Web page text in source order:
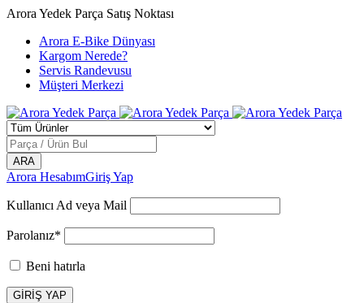
Arora Yedek Parça Satış Noktası
Arora E-Bike Dünyası
Kargom Nerede?
Servis Randevusu
Müşteri Merkezi
Arora HesabımGiriş Yap
Kullanıcı Ad veya Mail
Parolanız*
Beni hatırla